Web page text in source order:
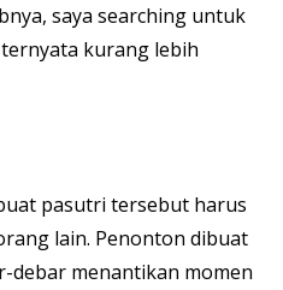
saya searching untuk
kurang lebih
pasutri tersebut harus
lain. Penonton dibuat
debar menantikan momen